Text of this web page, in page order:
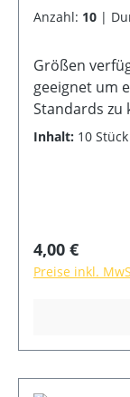
Anzahl: 10 |
Größen
geeignet um
Standards zu
anwendbar
Inhalt: 10 Stück
Regulärer
4,00 €
Preise inkl.